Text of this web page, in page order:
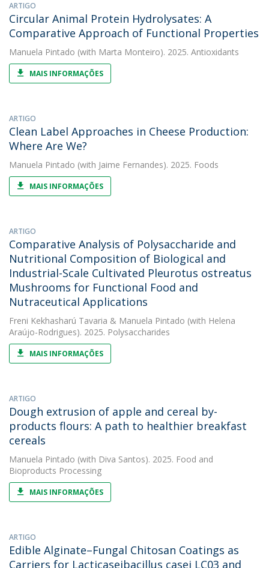
ARTIGO
Circular Animal Protein Hydrolysates: A
Comparative Approach of Functional Properties
Manuela Pintado (with Marta Monteiro). 2025. Antioxidants
MAIS INFORMAÇÕES
ARTIGO
Clean Label Approaches in Cheese Production:
Where Are We?
Manuela Pintado (with Jaime Fernandes). 2025. Foods
MAIS INFORMAÇÕES
ARTIGO
Comparative Analysis of Polysaccharide and
Nutritional Composition of Biological and
Industrial-Scale Cultivated Pleurotus ostreatus
Mushrooms for Functional Food and
Nutraceutical Applications
Freni Kekhasharú Tavaria & Manuela Pintado (with Helena
Araújo-Rodrigues). 2025. Polysaccharides
MAIS INFORMAÇÕES
ARTIGO
Dough extrusion of apple and cereal by-
products flours: A path to healthier breakfast
cereals
Manuela Pintado (with Diva Santos). 2025. Food and
Bioproducts Processing
MAIS INFORMAÇÕES
ARTIGO
Edible Alginate–Fungal Chitosan Coatings as
Carriers for Lacticaseibacillus casei LC03 and